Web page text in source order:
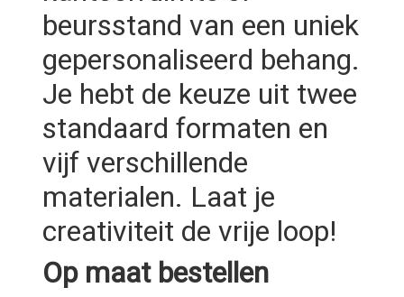
beursstand van een uniek
gepersonaliseerd behang.
Je hebt de keuze uit twee
standaard formaten en
vijf verschillende
materialen. Laat je
creativiteit de vrije loop!
Op maat bestellen